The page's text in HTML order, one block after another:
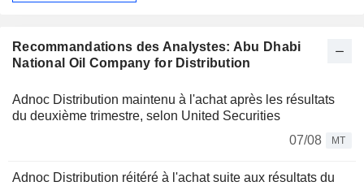
Recommandations des Analystes: Abu Dhabi
National Oil Company for Distribution
Adnoc Distribution maintenu à l'achat après les résultats
du deuxième trimestre, selon United Securities
07/08
MT
Adnoc Distribution réitéré à l'achat suite aux résultats du